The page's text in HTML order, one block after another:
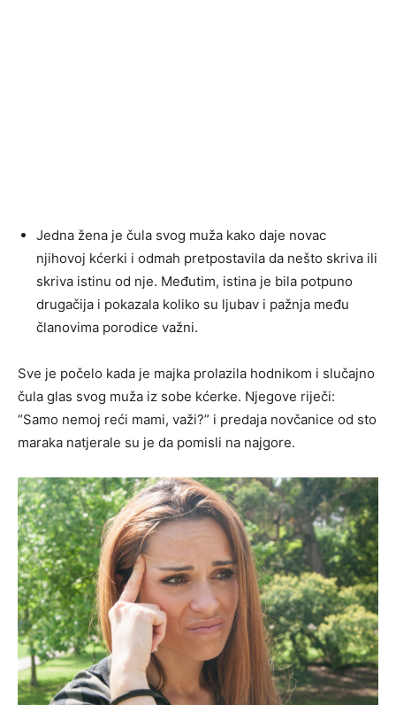
Jedna žena je čula svog muža kako daje novac
njihovoj kćerki i odmah pretpostavila da nešto skriva ili
skriva istinu od nje. Međutim, istina je bila potpuno
drugačija i pokazala koliko su ljubav i pažnja među
članovima porodice važni.
Sve je počelo kada je majka prolazila hodnikom i slučajno
čula glas svog muža iz sobe kćerke. Njegove riječi:
“Samo nemoj reći mami, važi?” i predaja novčanice od sto
maraka natjerale su je da pomisli na najgore.